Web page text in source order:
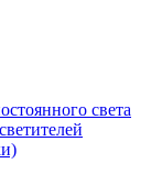
света